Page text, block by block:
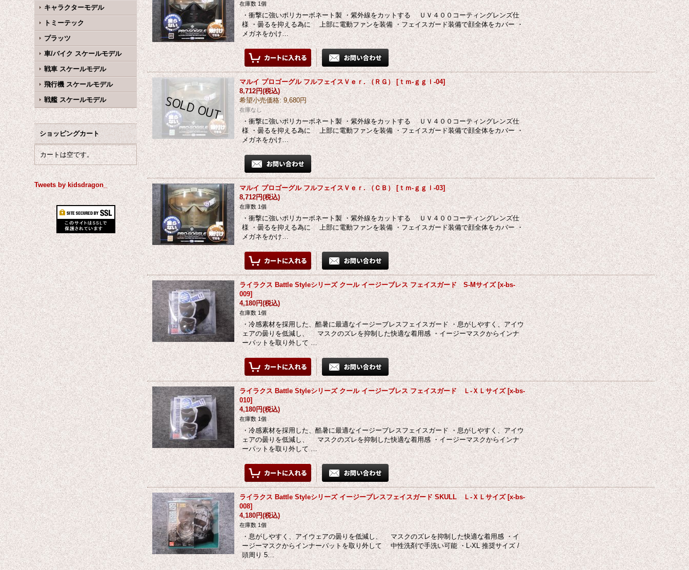
キャラクターモデル
トミーテック
プラッツ
車/バイク スケールモデル
戦車 スケールモデル
飛行機 スケールモデル
戦艦 スケールモデル
ショッピングカート
カートは空です。
Tweets by kidsdragon_
在庫数 1個
・衝撃に強いポリカーボネート製 ・紫外線をカットする ＵＶ４００コーティングレンズ仕
様 ・曇るを抑える為に 上部に電動ファンを装備 ・フェイスガード装備で顔全体をカバー ・
メガネをかけ…
マルイ プロゴーグル フルフェイスＶｅｒ. （ＲＧ） [ｔｍ-ｇｇｌ-04]
8,712円(税込)
希望小売価格: 9,680円
在庫なし
・衝撃に強いポリカーボネート製 ・紫外線をカットする ＵＶ４００コーティングレンズ仕
様 ・曇るを抑える為に 上部に電動ファンを装備 ・フェイスガード装備で顔全体をカバー ・
メガネをかけ…
マルイ プロゴーグル フルフェイスＶｅｒ. （ＣＢ） [ｔｍ-ｇｇｌ-03]
8,712円(税込)
在庫数 1個
・衝撃に強いポリカーボネート製 ・紫外線をカットする ＵＶ４００コーティングレンズ仕
様 ・曇るを抑える為に 上部に電動ファンを装備 ・フェイスガード装備で顔全体をカバー ・
メガネをかけ…
ライラクス Battle Styleシリーズ クール イージーブレス フェイスガード S-Mサイズ [x-bs-
009]
4,180円(税込)
在庫数 1個
・冷感素材を採用した、酷暑に最適なイージーブレスフェイスガード ・息がしやすく、アイウ
ェアの曇りを低減し、 マスクのズレを抑制した快適な着用感 ・イージーマスクからインナ
ーパットを取り外して …
ライラクス Battle Styleシリーズ クール イージーブレス フェイスガード Ｌ-ＸＬサイズ [x-bs-
010]
4,180円(税込)
在庫数 1個
・冷感素材を採用した、酷暑に最適なイージーブレスフェイスガード ・息がしやすく、アイウ
ェアの曇りを低減し、 マスクのズレを抑制した快適な着用感 ・イージーマスクからインナ
ーパットを取り外して …
ライラクス Battle Styleシリーズ イージーブレスフェイスガード SKULL Ｌ-ＸＬサイズ [x-bs-
008]
4,180円(税込)
在庫数 1個
・息がしやすく、アイウェアの曇りを低減し、 マスクのズレを抑制した快適な着用感 ・イ
ージーマスクからインナーパットを取り外して 中性洗剤で手洗い可能 ・L-XL 推奨サイズ /
頭周り 5…